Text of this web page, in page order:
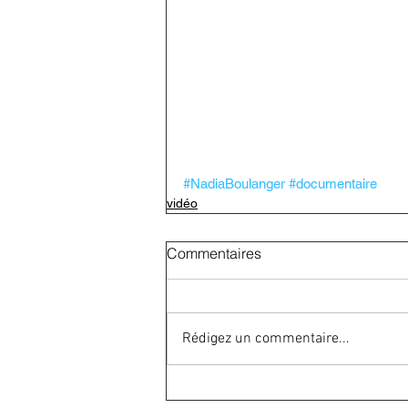
#NadiaBoulanger #documentaire
vidéo
Commentaires
Rédigez un commentaire...